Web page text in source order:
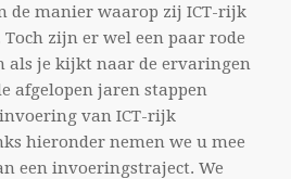
de manier waarop zij ICT-rijk
zijn er wel een paar rode
als je kijkt naar de ervaringen
afgelopen jaren stappen
van ICT-rijk
hieronder nemen we u mee
een invoeringstraject. We